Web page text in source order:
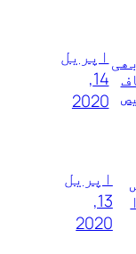
اپریل
14,
2020
اپریل
13,
2020